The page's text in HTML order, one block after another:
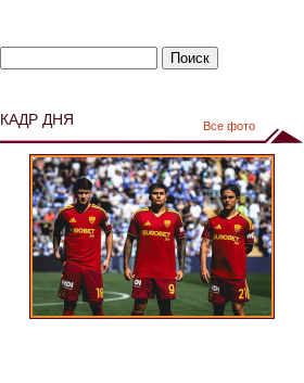
КАДР ДНЯ Все фото